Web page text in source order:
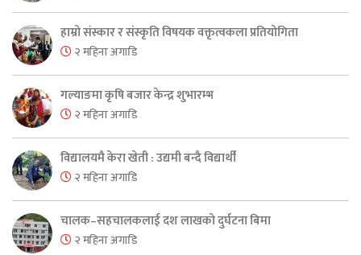
हाम्रो संस्कार र संस्कृति विषयक वक्तृत्वकला प्रतियोगिता
२ महिना अगाडि
गल्याङमा कृषि बजार केन्द्र शुभारम्भ
२ महिना अगाडि
विद्यालयमै केरा खेती : उद्यमी बन्दै विद्यार्थी
२ महिना अगाडि
चालक–सहचालकलाई दश लाखको दुर्घटना बिमा
२ महिना अगाडि